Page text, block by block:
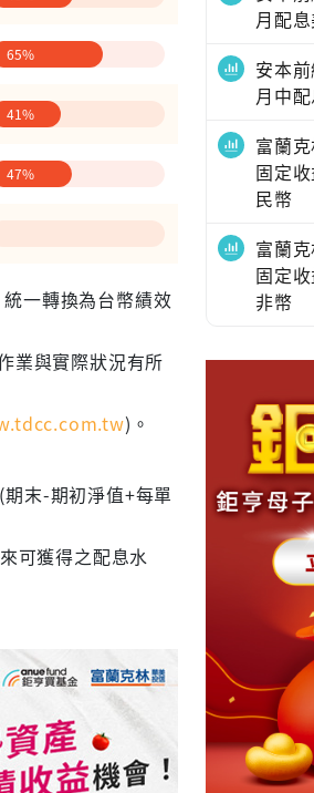
65%
41%
47%
一轉換為台幣績效
業與實際狀況有所
)。
末-期初淨值+每單
可獲得之配息水
月配
安本
月中
富蘭
固定
民幣
富蘭
固定
非幣